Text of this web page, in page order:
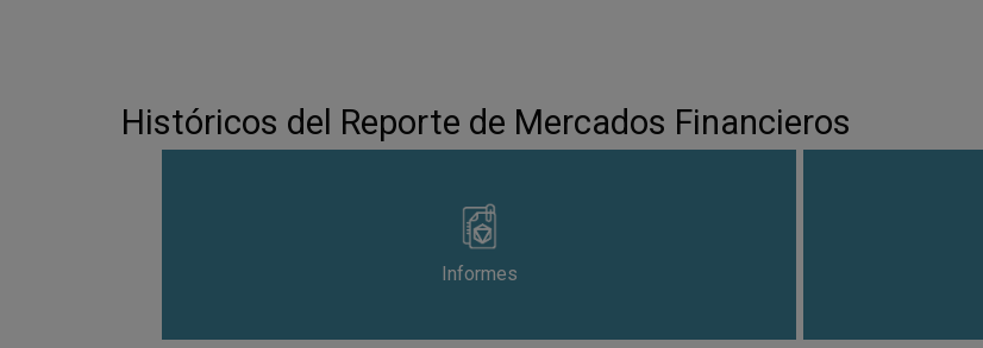
Históricos del Reporte de Mercados Financieros
Informes